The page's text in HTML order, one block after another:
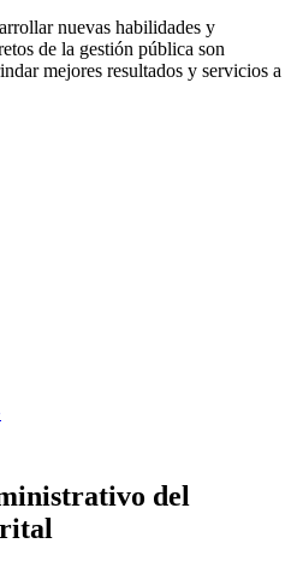
nuevas habilidades y
de la gestión pública son
mejores resultados y servicios a
del